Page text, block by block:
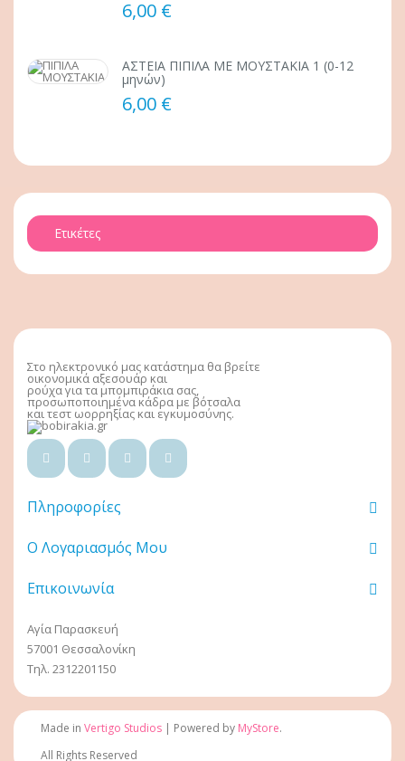
6,00 €
ΑΣΤΕΙΑ ΠΙΠΙΛΑ ΜΕ ΜΟΥΣΤΑΚΙΑ 1 (0-12
μηνών)
6,00 €
Ετικέτες
Στο ηλεκτρονικό μας κατάστημα θα βρείτε
οικονομικά αξεσουάρ και
ρούχα για τα μπομπιράκια σας,
προσωποποιημένα κάδρα με βότσαλα
και τεστ ωορρηξίας και εγκυμοσύνης.
Πληροφορίες
Ο Λογαριασμός Μου
Επικοινωνία
Αγία Παρασκευή
57001 Θεσσαλονίκη
Τηλ. 2312201150
Made in Vertigo Studios | Powered by MyStore.
All Rights Reserved